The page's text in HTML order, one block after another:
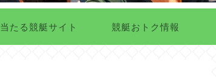
当たる競艇サイト 競艇おトク情報